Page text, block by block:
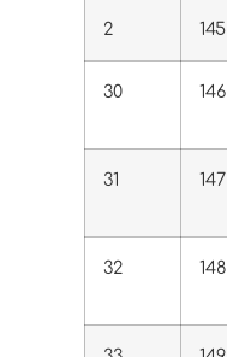
2 145
30 146
31 147
32 148